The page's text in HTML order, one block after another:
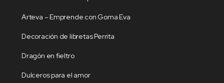
Arteva – Emprende con Goma Eva
Decoración de libretas Perrita
Dragón en fieltro
Dulceros para el amor